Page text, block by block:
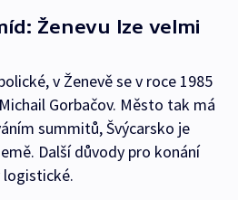
Ženevu lze velmi
v Ženevě se v roce 1985
Gorbačov. Město tak má
summitů, Švýcarsko je
Další důvody pro konání
logistické.